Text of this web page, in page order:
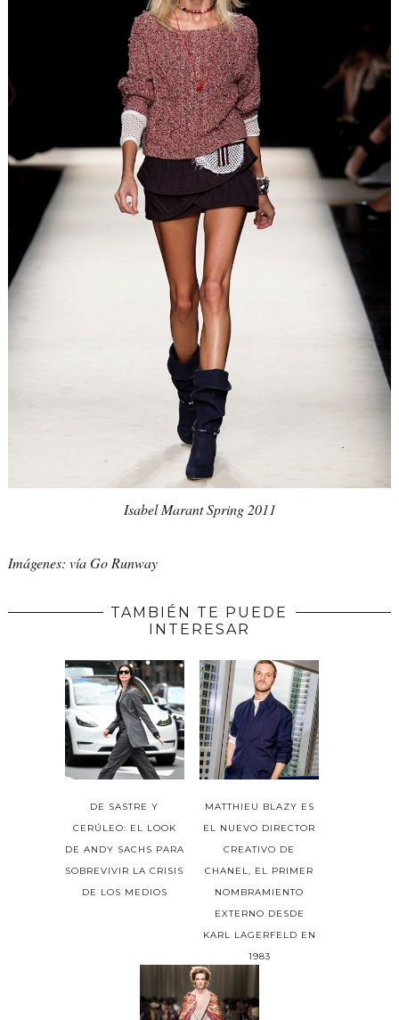
Isabel Marant Spring 2011
Imágenes: vía Go Runway
TAMBIÉN TE PUEDE
INTERESAR
DE SASTRE Y
CERÚLEO: EL LOOK
DE ANDY SACHS PARA
SOBREVIVIR LA CRISIS
DE LOS MEDIOS
MATTHIEU BLAZY ES
EL NUEVO DIRECTOR
CREATIVO DE
CHANEL, EL PRIMER
NOMBRAMIENTO
EXTERNO DESDE
KARL LAGERFELD EN
1983